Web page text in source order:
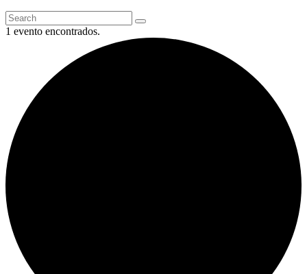
1 evento encontrados.